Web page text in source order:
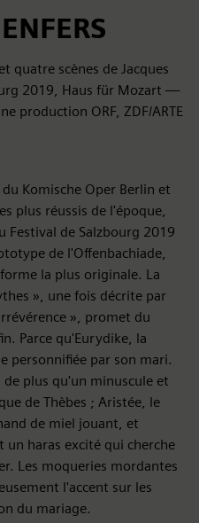
quatre scènes de Jacques
2019, Haus für Mozart —
production ORF, ZDF/ARTE
Komische Oper Berlin et
plus réussis de l'époque,
Festival de Salzbourg 2019
de l'Offenbachiade,
la plus originale. La
», une fois décrite par
», promet du
Parce qu'Eurydike, la
personnifiée par son mari.
plus qu'un minuscule et
de Thèbes ; Aristée, le
de miel jouant, et
un haras excité qui cherche
Les moqueries mordantes
l'accent sur les
du mariage.